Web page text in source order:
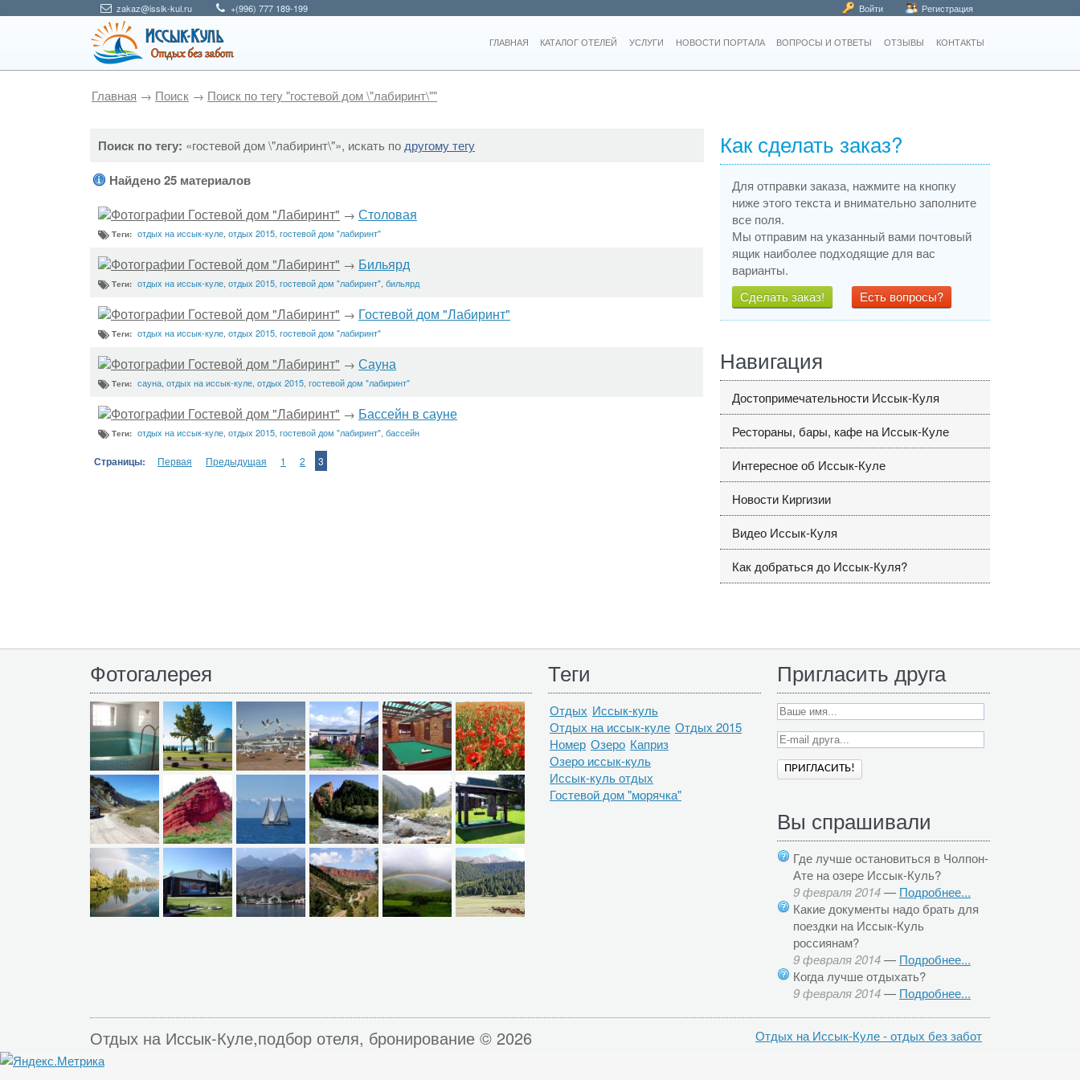
zakaz@issik-kul.ru +(996) 777 189-199 Войти Регистрация
ГЛАВНАЯ КАТАЛОГ ОТЕЛЕЙ УСЛУГИ НОВОСТИ ПОРТАЛА ВОПРОСЫ И ОТВЕТЫ ОТЗЫВЫ КОНТАКТЫ
Главная → Поиск → Поиск по тегу "гостевой дом \"лабиринт\""
Поиск по тегу: «гостевой дом \"лабиринт\"», искать по другому тегу
Найдено 25 материалов
Фотографии Гостевой дом "Лабиринт" → Столовая
Теги: отдых на иссык-куле отдых 2015 гостевой дом "лабиринт"
Фотографии Гостевой дом "Лабиринт" → Бильярд
Теги: отдых на иссык-куле отдых 2015 гостевой дом "лабиринт" бильярд
Фотографии Гостевой дом "Лабиринт" → Гостевой дом "Лабиринт"
Теги: отдых на иссык-куле отдых 2015 гостевой дом "лабиринт"
Фотографии Гостевой дом "Лабиринт" → Сауна
Теги: сауна отдых на иссык-куле отдых 2015 гостевой дом "лабиринт"
Фотографии Гостевой дом "Лабиринт" → Бассейн в сауне
Теги: отдых на иссык-куле отдых 2015 гостевой дом "лабиринт" бассейн
Страницы: Первая Предыдущая 1 2 3
Как сделать заказ?
Для отправки заказа, нажмите на кнопку
ниже этого текста и внимательно заполните
все поля.
Мы отправим на указанный вами почтовый
ящик наиболее подходящие для вас
варианты.
Сделать заказ!
Есть вопросы?
Навигация
Достопримечательности Иссык-Куля
Рестораны, бары, кафе на Иссык-Куле
Интересное об Иссык-Куле
Новости Киргизии
Видео Иссык-Куля
Как добраться до Иссык-Куля?
Фотогалерея Теги
Отдых Иссык-куль
Отдых на иссык-куле Отдых 2015
Номер Озеро Каприз
Озеро иссык-куль
Иссык-куль отдых
Гостевой дом "морячка"
Пригласить друга
Вы спрашивали
Где лучше остановиться в Чолпон-
Ате на озере Иссык-Куль?
9 февраля 2014— Подробнее...
Какие документы надо брать для
поездки на Иссык-Куль
россиянам?
9 февраля 2014— Подробнее...
Когда лучше отдыхать?
9 февраля 2014— Подробнее...
Отдых на Иссык-Куле,подбор отеля, бронирование © 2026 Отдых на Иссык-Куле - отдых без забот